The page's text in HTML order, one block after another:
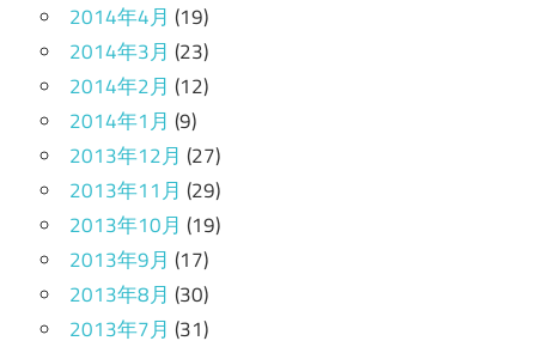
2014年4月 (19)
2014年3月 (23)
2014年2月 (12)
2014年1月 (9)
2013年12月 (27)
2013年11月 (29)
2013年10月 (19)
2013年9月 (17)
2013年8月 (30)
2013年7月 (31)